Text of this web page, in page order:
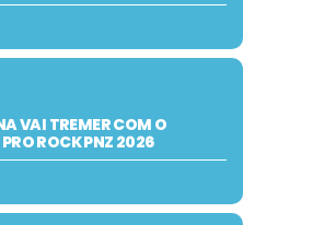
VAI TREMER COM O
ROCK PNZ 2026